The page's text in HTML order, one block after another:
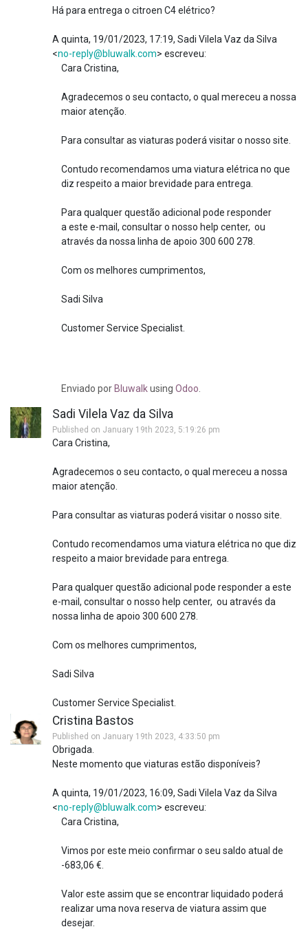
Há para entrega o citroen C4 elétrico?
A quinta, 19/01/2023, 17:19, Sadi Vilela Vaz da Silva
<no-reply@bluwalk.com> escreveu:
Cara Cristina,
Agradecemos o seu contacto, o qual mereceu a nossa
maior atenção.
Para consultar as viaturas poderá visitar o nosso site.
Contudo recomendamos uma viatura elétrica no que
diz respeito a maior brevidade para entrega.
Para qualquer questão adicional pode responder
a este e-mail, consultar o nosso help center, ou
através da nossa linha de apoio 300 600 278.
Com os melhores cumprimentos,
Sadi Silva
Customer Service Specialist.
Enviadopor Bluwalk usingOdoo
Sadi Vilela Vaz da Silva
Published on January 19th 2023, 5:19:26 pm
Cara Cristina,
Agradecemos o seu contacto, o qual mereceu a nossa
maior atenção.
Para consultar as viaturas poderá visitar o nosso site.
Contudo recomendamos uma viatura elétrica no que diz
respeito a maior brevidade para entrega.
Para qualquer questão adicional pode responder a este
e-mail, consultar o nosso help center, ou através da
nossa linha de apoio 300 600 278.
Com os melhores cumprimentos,
Sadi Silva
Customer Service Specialist.
Cristina Bastos
Published on January 19th 2023, 4:33:50 pm
Obrigada.
Neste momento que viaturas estão disponíveis?
A quinta, 19/01/2023, 16:09, Sadi Vilela Vaz da Silva
<no-reply@bluwalk.com> escreveu:
Cara Cristina,
Vimos por este meio confirmar o seu saldo atual de
-683,06 €.
Valor este assim que se encontrar liquidado poderá
realizar uma nova reserva de viatura assim que
desejar.